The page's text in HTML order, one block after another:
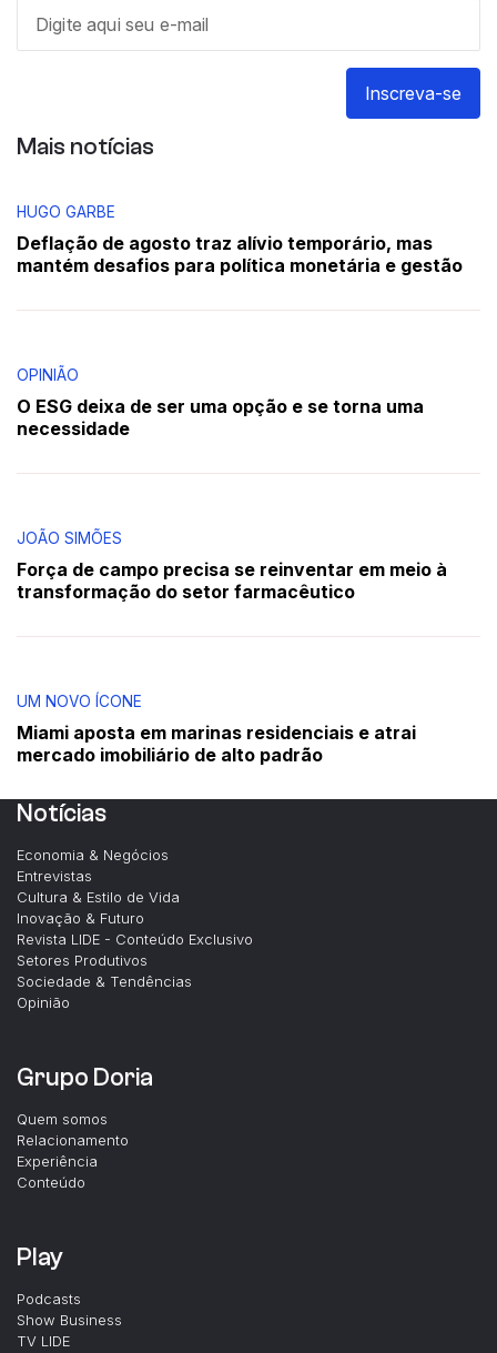
Inscreva-se
Mais notícias
HUGO GARBE
Deflação de agosto traz alívio temporário, mas
mantém desafios para política monetária e gestão
OPINIÃO
O ESG deixa de ser uma opção e se torna uma
necessidade
JOÃO SIMÕES
Força de campo precisa se reinventar em meio à
transformação do setor farmacêutico
UM NOVO ÍCONE
Miami aposta em marinas residenciais e atrai
mercado imobiliário de alto padrão
Notícias
Economia & Negócios
Entrevistas
Cultura & Estilo de Vida
Inovação & Futuro
Revista LIDE - Conteúdo Exclusivo
Setores Produtivos
Sociedade & Tendências
Opinião
Grupo Doria
Quem somos
Relacionamento
Experiência
Conteúdo
Play
Podcasts
Show Business
TV LIDE